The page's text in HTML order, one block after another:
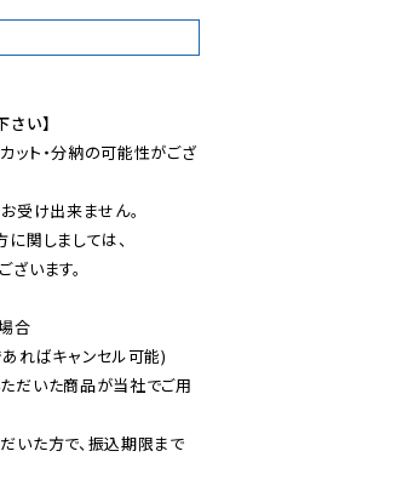
い】
ット・分納の可能性がござ
受け出来ません。
関しましては、
います。
合
ればキャンセル可能)
だいた商品が当社でご用
いた方で、振込期限まで